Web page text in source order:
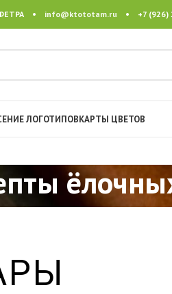
• info@ktototam.ru • +7 (926)
ЛОГОТИПОВКАРТЫ ЦВЕТОВ